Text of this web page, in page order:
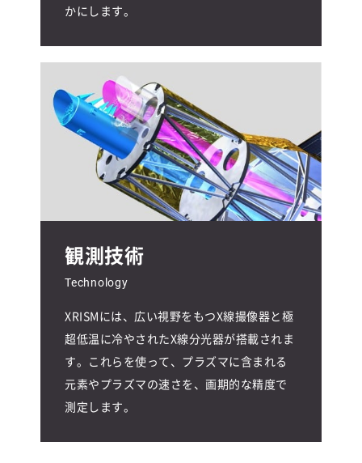
かにします。
観測技術
Technology
XRISMには、広い視野をもつX線撮像器と極
超低温に冷やされたX線分光器が搭載されま
す。これらを使って、プラズマに含まれる
元素やプラズマの速さを、画期的な精度で
測定します。